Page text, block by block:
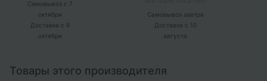
Самовывоз с 7
октября
Доставка с 9
октября
Самовывоз завтра
Доставка с 10
августа
Товары этого производителя